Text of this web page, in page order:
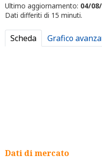
Ultimo aggiornamento: 04/
Dati differiti di 15 minuti.
Scheda Grafico
Dati di mercato